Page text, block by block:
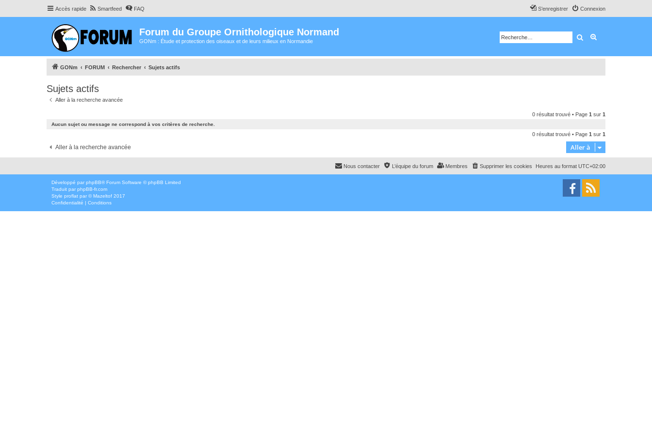
Accès rapide Smartfeed FAQ Connexion
S’enregistrer
Forum du Groupe Ornithologique Normand
GONm : Étude et protection des oiseaux et de leurs milieux en Normandie Rechercher
GONm FORUM Rechercher Sujets actifs
Sujets actifs
Aller à la recherche avancée
0 résultat trouvé • Page 1 sur 1
Aucun sujet ou message ne correspond à vos critères de recherche.
0 résultat trouvé • Page 1 sur 1
Aller à la recherche avancée Aller à
Heures au format UTC+02:00
Supprimer les cookies
Membres
L’équipe du forum
Nous contacter
Développé par phpBB® Forum Software © phpBB Limited
Traduit par phpBB-fr.com
Style proflat par ©Mazeltof 2017
Confidentialité | Conditions